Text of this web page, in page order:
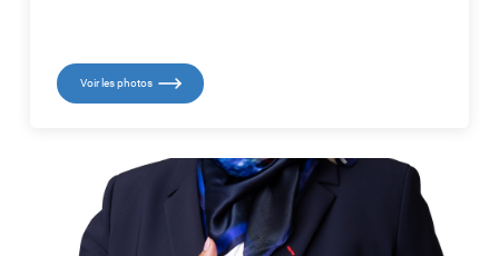
Voir les photos